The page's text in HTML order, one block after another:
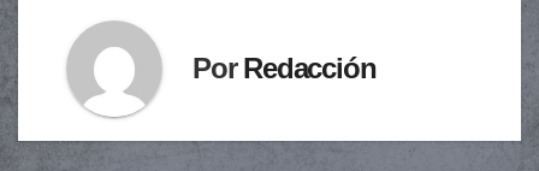
PorRedacción